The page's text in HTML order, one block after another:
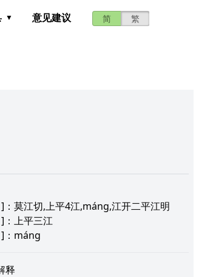
简 繁
意见建议
]：莫江切,上平4江,máng,江开二平江明
]：上平三江
]：máng
释